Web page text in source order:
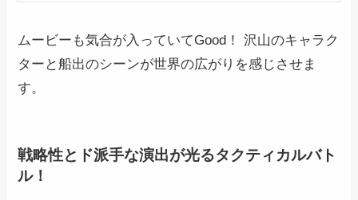
ムービーも気合が入っていてGood！ 沢山のキャラク
ターと船出のシーンが世界の広がりを感じさせま
す。
戦略性とド派手な演出が光るタクティカルバト
ル！